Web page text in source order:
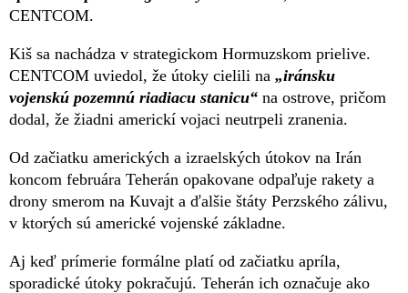
CENTCOM.
Kiš sa nachádza v strategickom Hormuzskom prielive.
CENTCOM uviedol, že útoky cielili na „iránsku
vojenskú pozemnú riadiacu stanicu“ na ostrove, pričom
dodal, že žiadni americkí vojaci neutrpeli zranenia.
Od začiatku amerických a izraelských útokov na Irán
koncom februára Teherán opakovane odpaľuje rakety a
drony smerom na Kuvajt a ďalšie štáty Perzského zálivu,
v ktorých sú americké vojenské základne.
Aj keď prímerie formálne platí od začiatku apríla,
sporadické útoky pokračujú. Teherán ich označuje ako